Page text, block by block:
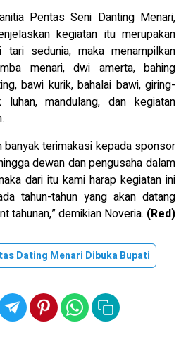
Pentas Seni Danting Menari,
kegiatan itu merupakan
tari sedunia, maka menampilkan
menari, dwi amerta, bahing
bawi kurik, bahalai bawi, giring-
luhan, mandulang, dan kegiatan
banyak terimakasi kepada sponsor
dewan dan pengusaha dalam
dari itu kami harap kegiatan ini
tahun-tahun yang akan datang
tahunan,” demikian Noveria. (Red)
Dating Menari Dibuka Bupati